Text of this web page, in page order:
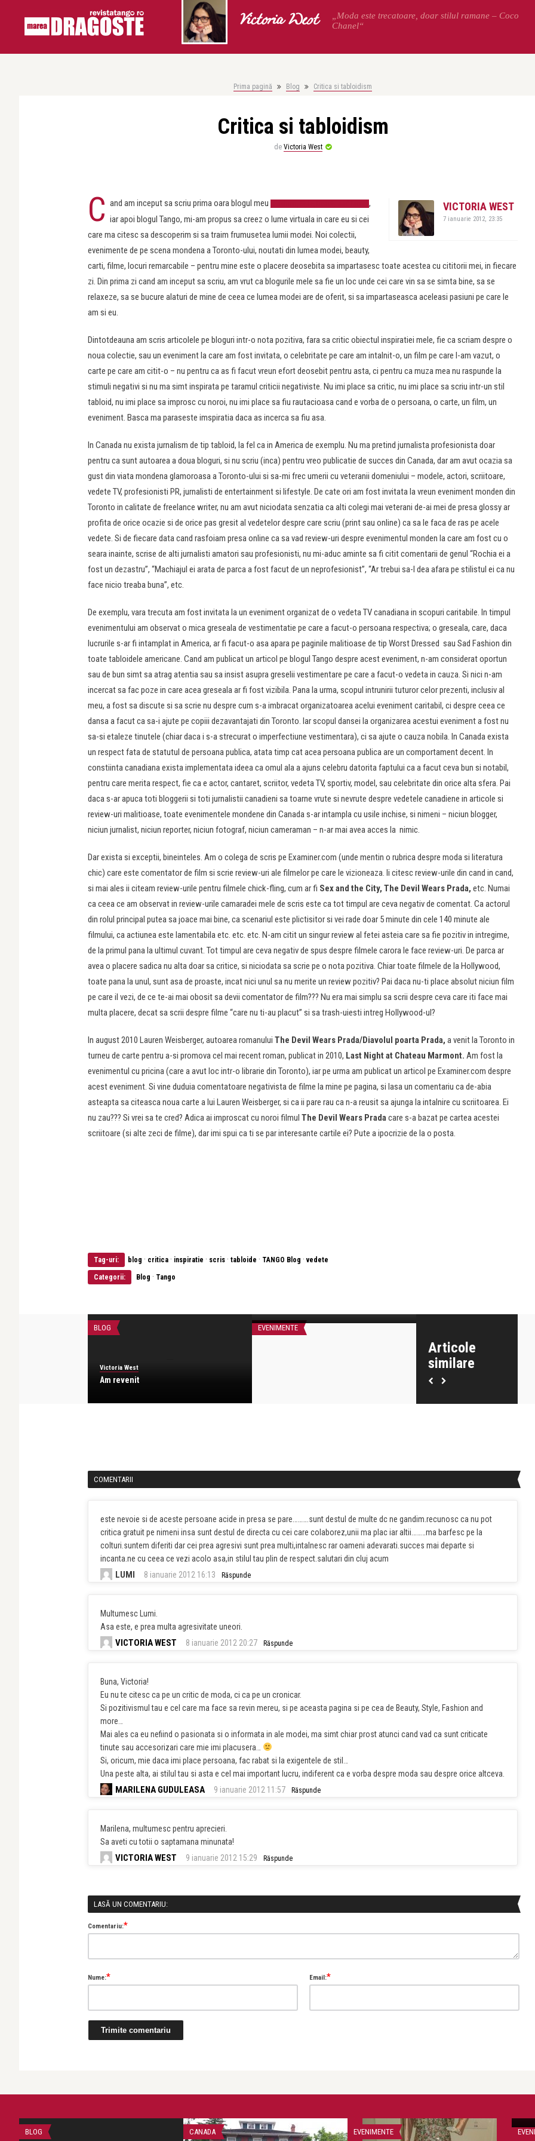
Victoria West
„Moda este trecatoare, doar stilul ramane – Coco
Chanel“
Prima pagină Blog Critica si tabloidism
Critica si tabloidism
de Victoria West
VICTORIA WEST
7 ianuarie 2012, 23:35
C and am inceput sa scriu prima oara blogul meu
,
iar apoi blogul Tango, mi-am propus sa creez o lume virtuala in care eu si cei
care ma citesc sa descoperim si sa traim frumusetea lumii modei. Noi colectii,
evenimente de pe scena mondena a Toronto-ului, noutati din lumea modei, beauty,
carti, filme, locuri remarcabile – pentru mine este o placere deosebita sa impartasesc toate acestea cu cititorii mei, in fiecare
zi. Din prima zi cand am inceput sa scriu, am vrut ca blogurile mele sa fie un loc unde cei care vin sa se simta bine, sa se
relaxeze, sa se bucure alaturi de mine de ceea ce lumea modei are de oferit, si sa impartaseasca aceleasi pasiuni pe care le
am si eu.
Dintotdeauna am scris articolele pe bloguri intr-o nota pozitiva, fara sa critic obiectul inspiratiei mele, fie ca scriam despre o
noua colectie, sau un eveniment la care am fost invitata, o celebritate pe care am intalnit-o, un film pe care l-am vazut, o
carte pe care am citit-o – nu pentru ca as fi facut vreun efort deosebit pentru asta, ci pentru ca muza mea nu raspunde la
stimuli negativi si nu ma simt inspirata pe taramul criticii negativiste. Nu imi place sa critic, nu imi place sa scriu intr-un stil
tabloid, nu imi place sa improsc cu noroi, nu imi place sa fiu rautacioasa cand e vorba de o persoana, o carte, un film, un
eveniment. Basca ma paraseste imspiratia daca as incerca sa fiu asa.
In Canada nu exista jurnalism de tip tabloid, la fel ca in America de exemplu. Nu ma pretind jurnalista profesionista doar
pentru ca sunt autoarea a doua bloguri, si nu scriu (inca) pentru vreo publicatie de succes din Canada, dar am avut ocazia sa
gust din viata mondena glamoroasa a Toronto-ului si sa-mi frec umerii cu veteranii domeniului – modele, actori, scriitoare,
vedete TV, profesionisti PR, jurnalisti de entertainment si lifestyle. De cate ori am fost invitata la vreun eveniment monden din
Toronto in calitate de freelance writer, nu am avut niciodata senzatia ca alti colegi mai veterani de-ai mei de presa glossy ar
profita de orice ocazie si de orice pas gresit al vedetelor despre care scriu (print sau online) ca sa le faca de ras pe acele
vedete. Si de fiecare data cand rasfoiam presa online ca sa vad review-uri despre evenimentul monden la care am fost cu o
seara inainte, scrise de alti jurnalisti amatori sau profesionisti, nu mi-aduc aminte sa fi citit comentarii de genul “Rochia ei a
fost un dezastru”, “Machiajul ei arata de parca a fost facut de un neprofesionist”, “Ar trebui sa-l dea afara pe stilistul ei ca nu
face nicio treaba buna”, etc.
De exemplu, vara trecuta am fost invitata la un eveniment organizat de o vedeta TV canadiana in scopuri caritabile. In timpul
evenimentului am observat o mica greseala de vestimentatie pe care a facut-o persoana respectiva; o greseala, care, daca
lucrurile s-ar fi intamplat in America, ar fi facut-o asa apara pe paginile malitioase de tip Worst Dressed sau Sad Fashion din
toate tabloidele americane. Cand am publicat un articol pe blogul Tango despre acest eveniment, n-am considerat oportun
sau de bun simt sa atrag atentia sau sa insist asupra greselii vestimentare pe care a facut-o vedeta in cauza. Si nici n-am
incercat sa fac poze in care acea greseala ar fi fost vizibila. Pana la urma, scopul intrunirii tuturor celor prezenti, inclusiv al
meu, a fost sa discute si sa scrie nu despre cum s-a imbracat organizatoarea acelui eveniment caritabil, ci despre ceea ce
dansa a facut ca sa-i ajute pe copiii dezavantajati din Toronto. Iar scopul dansei la organizarea acestui eveniment a fost nu
sa-si etaleze tinutele (chiar daca i s-a strecurat o imperfectiune vestimentara), ci sa ajute o cauza nobila. In Canada exista
un respect fata de statutul de persoana publica, atata timp cat acea persoana publica are un comportament decent. In
constiinta canadiana exista implementata ideea ca omul ala a ajuns celebru datorita faptului ca a facut ceva bun si notabil,
pentru care merita respect, fie ca e actor, cantaret, scriitor, vedeta TV, sportiv, model, sau celebritate din orice alta sfera. Pai
daca s-ar apuca toti bloggerii si toti jurnalistii canadieni sa toarne vrute si nevrute despre vedetele canadiene in articole si
review-uri malitioase, toate evenimentele mondene din Canada s-ar intampla cu usile inchise, si nimeni – niciun blogger,
niciun jurnalist, niciun reporter, niciun fotograf, niciun cameraman – n-ar mai avea acces la nimic.
Dar exista si exceptii, bineinteles. Am o colega de scris pe Examiner.com (unde mentin o rubrica despre moda si literatura
chic) care este comentator de film si scrie review-uri ale filmelor pe care le vizioneaza. Ii citesc review-urile din cand in cand,
si mai ales ii citeam review-urile pentru filmele chick-fling, cum ar fi Sex and the City, The Devil Wears Prada, etc. Numai
ca ceea ce am observat in review-urile camaradei mele de scris este ca tot timpul are ceva negativ de comentat. Ca actorul
din rolul principal putea sa joace mai bine, ca scenariul este plictisitor si vei rade doar 5 minute din cele 140 minute ale
filmului, ca actiunea este lamentabila etc. etc. etc. N-am citit un singur review al fetei asteia care sa fie pozitiv in intregime,
de la primul pana la ultimul cuvant. Tot timpul are ceva negativ de spus despre filmele carora le face review-uri. De parca ar
avea o placere sadica nu alta doar sa critice, si niciodata sa scrie pe o nota pozitiva. Chiar toate filmele de la Hollywood,
toate pana la unul, sunt asa de proaste, incat nici unul sa nu merite un review pozitiv? Pai daca nu-ti place absolut niciun film
pe care il vezi, de ce te-ai mai obosit sa devii comentator de film??? Nu era mai simplu sa scrii despre ceva care iti face mai
multa placere, decat sa scrii despre filme “care nu ti-au placut” si sa trash-uiesti intreg Hollywood-ul?
In august 2010 Lauren Weisberger, autoarea romanului The Devil Wears Prada/Diavolul poarta Prada, a venit la Toronto in
turneu de carte pentru a-si promova cel mai recent roman, publicat in 2010, Last Night at Chateau Marmont. Am fost la
evenimentul cu pricina (care a avut loc intr-o librarie din Toronto), iar pe urma am publicat un articol pe Examiner.com despre
acest eveniment. Si vine duduia comentatoare negativista de filme la mine pe pagina, si lasa un comentariu ca de-abia
asteapta sa citeasca noua carte a lui Lauren Weisberger, si ca ii pare rau ca n-a reusit sa ajunga la intalnire cu scriitoarea. Ei
nu zau??? Si vrei sa te cred? Adica ai improscat cu noroi filmul The Devil Wears Pradacare s-a bazat pe cartea acestei
scriitoare (si alte zeci de filme), dar imi spui ca ti se par interesante cartile ei? Pute a ipocrizie de la o posta.
Tag-uri: blog · critica · inspiratie · scris · tabloide · TANGO Blog ·vedete
Categorii: Blog · Tango
Articole
similare
BLOG
Victoria West
Am revenit
EVENIMENTE
Victoria West
Diminetile mele
COMENTARII
este nevoie si de aceste persoane acide in presa se pare……….sunt destul de multe dc ne gandim.recunosc ca nu pot
critica gratuit pe nimeni insa sunt destul de directa cu cei care colaborez,unii ma plac iar altii………ma barfesc pe la
colturi.suntem diferiti dar cei prea agresivi sunt prea multi,intalnesc rar oameni adevarati.succes mai departe si
incanta.ne cu ceea ce vezi acolo asa,in stilul tau plin de respect.salutari din cluj acum
LUMI 8 ianuarie 2012 16:13 Răspunde
Multumesc Lumi.
Asa este, e prea multa agresivitate uneori.
VICTORIA WEST 8 ianuarie 2012 20:27 Răspunde
Buna, Victoria!
Eu nu te citesc ca pe un critic de moda, ci ca pe un cronicar.
Si pozitivismul tau e cel care ma face sa revin mereu, si pe aceasta pagina si pe cea de Beauty, Style, Fashion and
more…
Mai ales ca eu nefiind o pasionata si o informata in ale modei, ma simt chiar prost atunci cand vad ca sunt criticate
tinute sau accesorizari care mie imi placusera…
Si, oricum, mie daca imi place persoana, fac rabat si la exigentele de stil…
Una peste alta, ai stilul tau si asta e cel mai important lucru, indiferent ca e vorba despre moda sau despre orice altceva.
MARILENA GUDULEASA 9 ianuarie 2012 11:57 Răspunde
Marilena, multumesc pentru aprecieri.
Sa aveti cu totii o saptamana minunata!
VICTORIA WEST 9 ianuarie 2012 15:29 Răspunde
LASĂ UN COMENTARIU:
Comentariu:*
Nume:* Email:*
BLOG CANADA EVENIMENTE